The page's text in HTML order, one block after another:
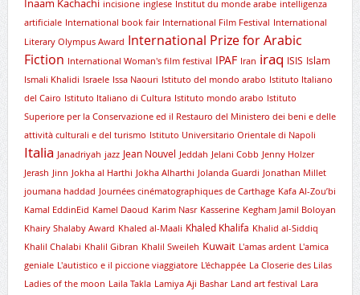
incisione inglese Institut du monde arabe intelligenza
artificiale International book fair International Film Festival International
Literary Olympus Award International Prize for Arabic
Fiction International Woman's film festival IPAF Iran iraq ISIS Islam
Ismali Khalidi Israele Issa Naouri Istituto del mondo arabo Istituto Italiano
del Cairo Istituto Italiano di Cultura Istituto mondo arabo Istituto
Superiore per la Conservazione ed il Restauro del Ministero dei beni e delle
attività culturali e del turismo Istituto Universitario Orientale di Napoli
Italia Janadriyah jazz Jean Nouvel Jeddah Jelani Cobb Jenny Holzer
Jerash Jinn Jokha al Harthi Jokha Alharthi Jolanda Guardi Jonathan Millet
joumana haddad Journées cinématographiques de Carthage Kafa Al-Zou’bi
Kamal EddinEid Kamel Daoud Karim Nasr Kasserine Kegham Jamil Boloyan
Khairy Shalaby Award Khaled al-Maali Khaled Khalifa Khalid al-Siddiq
Khalil Chalabi Khalil Gibran Khalil Sweileh Kuwait L'amas ardent L'amica
geniale L'autistico e il piccione viaggiatore L'échappée La Closerie des Lilas
Ladies of the moon Laila Takla Lamiya Aji Bashar Land art festival Lara